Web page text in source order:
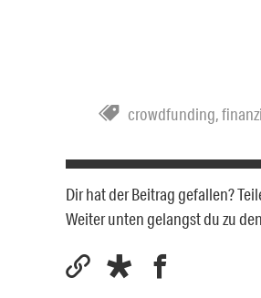
crowdfunding,
Dir hat der Beitrag gefallen?
Weiter unten gelangst du zu